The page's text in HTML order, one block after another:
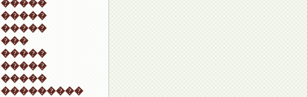
�����
�����
�����
���
�����
�����
�����
���������